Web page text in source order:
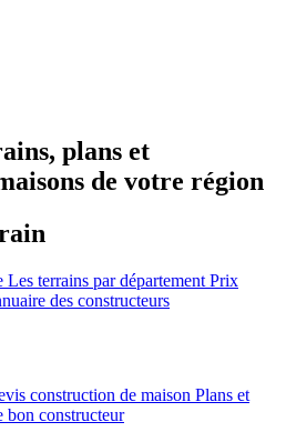
plans et
de votre région
Les terrains par département Prix
des constructeurs
construction de maison Plans et
bon constructeur